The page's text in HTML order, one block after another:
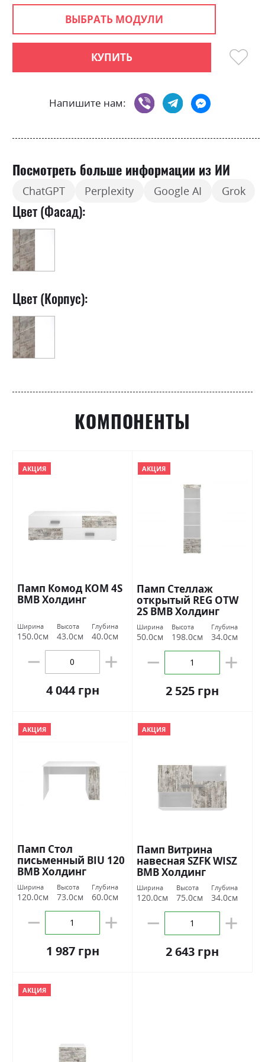
ВЫБРАТЬ МОДУЛИ
КУПИТЬ
Напишите нам:
Посмотреть больше информации из ИИ
ChatGPT Perplexity Google AI Grok
Цвет (Фасад):
Цвет (Корпус):
КОМПОНЕНТЫ
АКЦИЯ
Памп Комод КОМ 4S
ВМВ Холдинг
Ширина
150.0см
Высота
43.0см
Глубина
40.0см
4 044 грн
АКЦИЯ
Памп Стеллаж
открытый REG OTW
2S ВМВ Холдинг
Ширина
50.0см
Высота
198.0см
Глубина
34.0см
2 525 грн
АКЦИЯ
Памп Стол
письменный BIU 120
ВМВ Холдинг
Ширина
120.0см
Высота
73.0см
Глубина
60.0см
1 987 грн
АКЦИЯ
Памп Витрина
навесная SZFK WISZ
ВМВ Холдинг
Ширина
120.0см
Высота
75.0см
Глубина
34.0см
2 643 грн
АКЦИЯ